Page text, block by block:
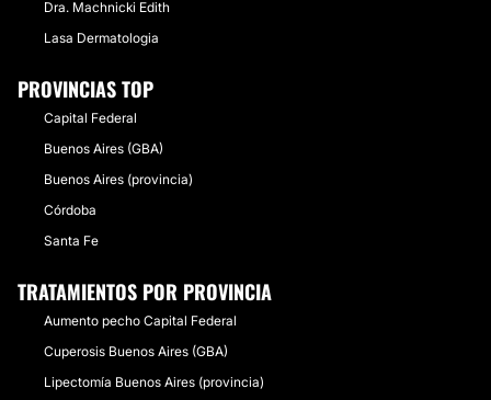
Dra. Machnicki Edith
Lasa Dermatologia
PROVINCIAS TOP
Capital Federal
Buenos Aires (GBA)
Buenos Aires (provincia)
Córdoba
Santa Fe
TRATAMIENTOS POR PROVINCIA
Aumento pecho Capital Federal
Cuperosis Buenos Aires (GBA)
Lipectomía Buenos Aires (provincia)